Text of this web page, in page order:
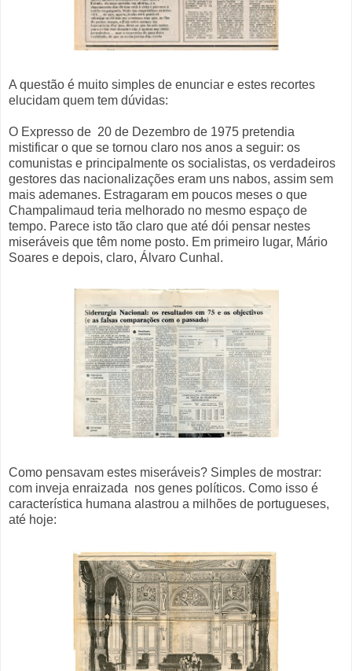
A questão é muito simples de enunciar e estes recortes
elucidam quem tem dúvidas:
O Expresso de 20 de Dezembro de 1975 pretendia
mistificar o que se tornou claro nos anos a seguir: os
comunistas e principalmente os socialistas, os verdadeiros
gestores das nacionalizações eram uns nabos, assim sem
mais ademanes. Estragaram em poucos meses o que
Champalimaud teria melhorado no mesmo espaço de
tempo. Parece isto tão claro que até dói pensar nestes
miseráveis que têm nome posto. Em primeiro lugar, Mário
Soares e depois, claro, Álvaro Cunhal.
Como pensavam estes miseráveis? Simples de mostrar:
com inveja enraizada nos genes políticos. Como isso é
característica humana alastrou a milhões de portugueses,
até hoje: